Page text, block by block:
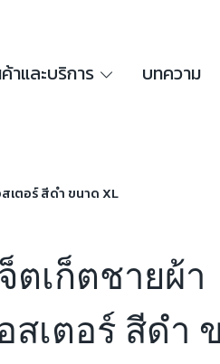
าและบริการ บทความ
เตอร์ สีดำ ขนาด XL
ตเก็ตชายผ้า
สเตอร์ สีดำ